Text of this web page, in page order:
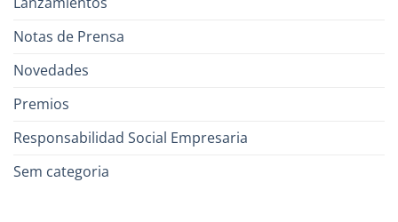
Notas de Prensa
Novedades
Premios
Responsabilidad Social Empresaria
Sem categoria